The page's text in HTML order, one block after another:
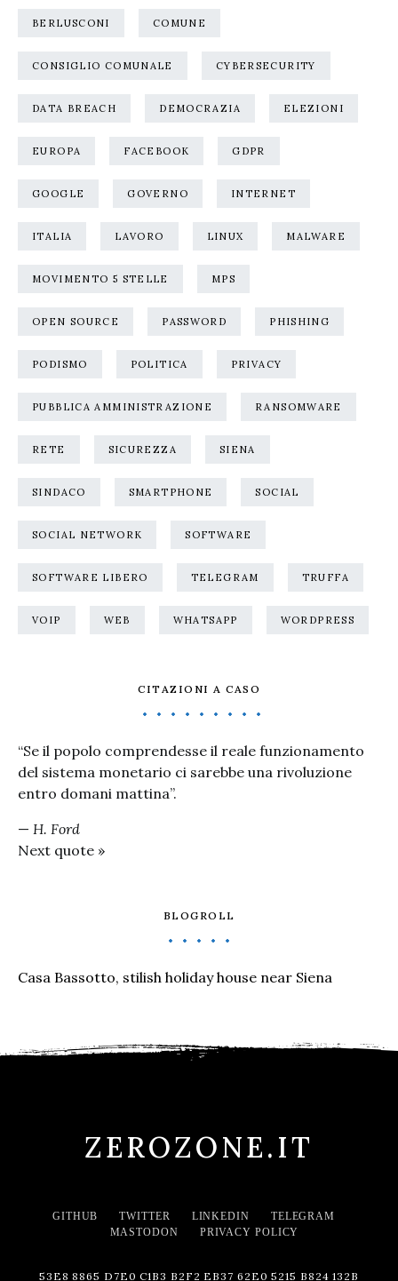
BERLUSCONI COMUNE
CONSIGLIO COMUNALE CYBERSECURITY
DATA BREACH DEMOCRAZIA ELEZIONI
EUROPA FACEBOOK GDPR
GOOGLE GOVERNO INTERNET
ITALIA LAVORO LINUX MALWARE
MOVIMENTO 5 STELLE MPS
OPEN SOURCE PASSWORD PHISHING
PODISMO POLITICA PRIVACY
PUBBLICA AMMINISTRAZIONE RANSOMWARE
RETE SICUREZZA SIENA
SINDACO SMARTPHONE SOCIAL
SOCIAL NETWORK SOFTWARE
SOFTWARE LIBERO TELEGRAM TRUFFA
VOIP WEB WHATSAPP WORDPRESS
CITAZIONI A CASO
“Se il popolo comprendesse il reale funzionamento
del sistema monetario ci sarebbe una rivoluzione
entro domani mattina”.
— H. Ford
Next quote »
BLOGROLL
Casa Bassotto, stilish holiday house near Siena
ZEROZONE.IT
GITHUB TWITTER LINKEDIN
TELEGRAM
MASTODON
PRIVACY POLICY
53E8 8865 D7E0 C1B3 B2F2 EB37 62E0 5215 B824 132B